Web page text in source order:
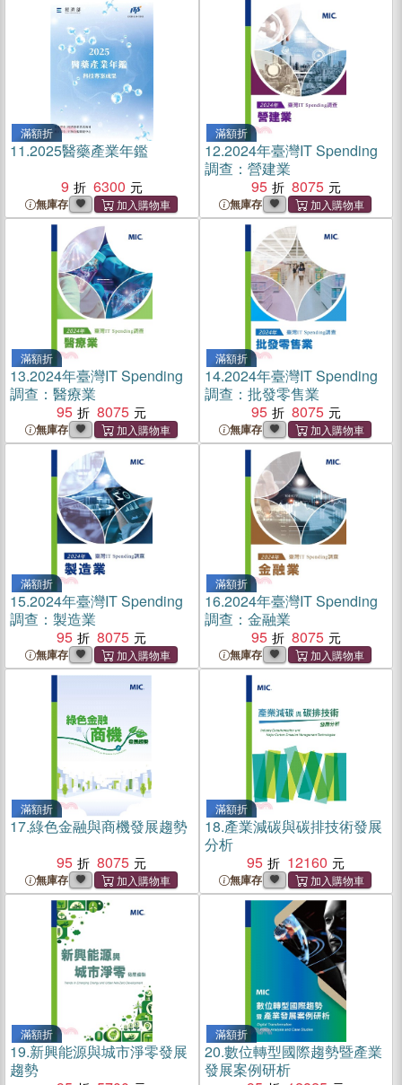
滿額折
11.2025醫藥產業年鑑
9
6300
無庫存
滿額折
12.2024年臺灣IT Spending
調查：營建業
95
8075
無庫存
滿額折
13.2024年臺灣IT Spending
調查：醫療業
95
8075
無庫存
滿額折
14.2024年臺灣IT Spending
調查：批發零售業
95
8075
無庫存
滿額折
15.2024年臺灣IT Spending
調查：製造業
95
8075
無庫存
滿額折
16.2024年臺灣IT Spending
調查：金融業
95
8075
無庫存
滿額折
17.綠色金融與商機發展趨勢
95
8075
無庫存
滿額折
18.產業減碳與碳排技術發展
分析
95
12160
無庫存
滿額折
19.新興能源與城市淨零發展
趨勢
滿額折
20.數位轉型國際趨勢暨產業
發展案例研析